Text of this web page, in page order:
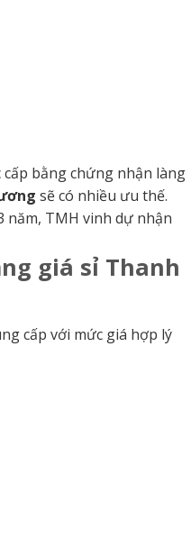
bằng chứng nhận làng
sẽ có nhiều ưu thế.
năm, TMH vinh dự nhận
giá sỉ Thanh
cấp với mức giá hợp lý